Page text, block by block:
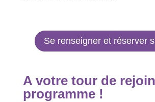
Se renseigner et réserver
A votre tour de
programme !